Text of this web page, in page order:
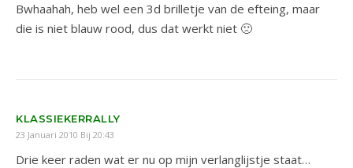
Bwhaahah, heb wel een 3d brilletje van de efteing, maar
die is niet blauw rood, dus dat werkt niet 🙁
KLASSIEKERRALLY
23 Januari 2010 Bij 20:43
Drie keer raden wat er nu op mijn verlanglijstje staat…